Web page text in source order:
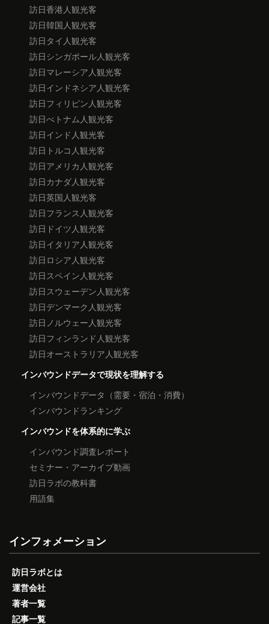
訪日香港人観光客
訪日韓国人観光客
訪日タイ人観光客
訪日シンガポール人観光客
訪日マレーシア人観光客
訪日インドネシア人観光客
訪日フィリピン人観光客
訪日べトナム人観光客
訪日インド人観光客
訪日トルコ人観光客
訪日アメリカ人観光客
訪日カナダ人観光客
訪日英国人観光客
訪日フランス人観光客
訪日ドイツ人観光客
訪日イタリア人観光客
訪日ロシア人観光客
訪日スペイン人観光客
訪日スウェーデン人観光客
訪日デンマーク人観光客
訪日ノルウェー人観光客
訪日フィンランド人観光客
訪日オーストラリア人観光客
インバウンドデータで現状を理解する
インバウンドデータ（需要・宿泊・消費）
インバウンドランキング
インバウンドを体系的に学ぶ
インバウンド調査レポート
セミナー・アーカイブ動画
訪日ラボの教科書
用語集
インフォメーション
訪日ラボとは
運営会社
著者一覧
記事一覧